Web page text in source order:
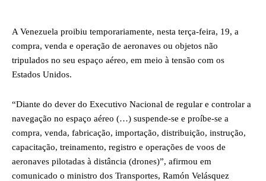
A Venezuela proibiu temporariamente, nesta terça-feira, 19, a
compra, venda e operação de aeronaves ou objetos não
tripulados no seu espaço aéreo, em meio à tensão com os
Estados Unidos.
“Diante do dever do Executivo Nacional de regular e controlar a
navegação no espaço aéreo (…) suspende-se e proíbe-se a
compra, venda, fabricação, importação, distribuição, instrução,
capacitação, treinamento, registro e operações de voos de
aeronaves pilotadas à distância (drones)”, afirmou em
comunicado o ministro dos Transportes, Ramón Velásquez